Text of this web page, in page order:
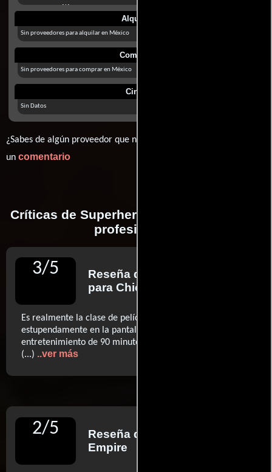
Alquilar
Sin proveedores para alquilar en México
Comprar
Sin proveedores para comprar en México
Cines
Sin Datos
¿Sabes de algún proveedor que no estamos mostrando? déjanos
un comentario
Críticas de Superheroicos realizadas por
profesionales
3/5 Reseña de
para Chicago Sun-Times
Es realmente la clase de película que funciona
estupendamente en la pantalla de casa. Un
entretenimiento de 90 minutos perfectamente funcional
(...) ..ver más
2/5 Reseña de
Empire